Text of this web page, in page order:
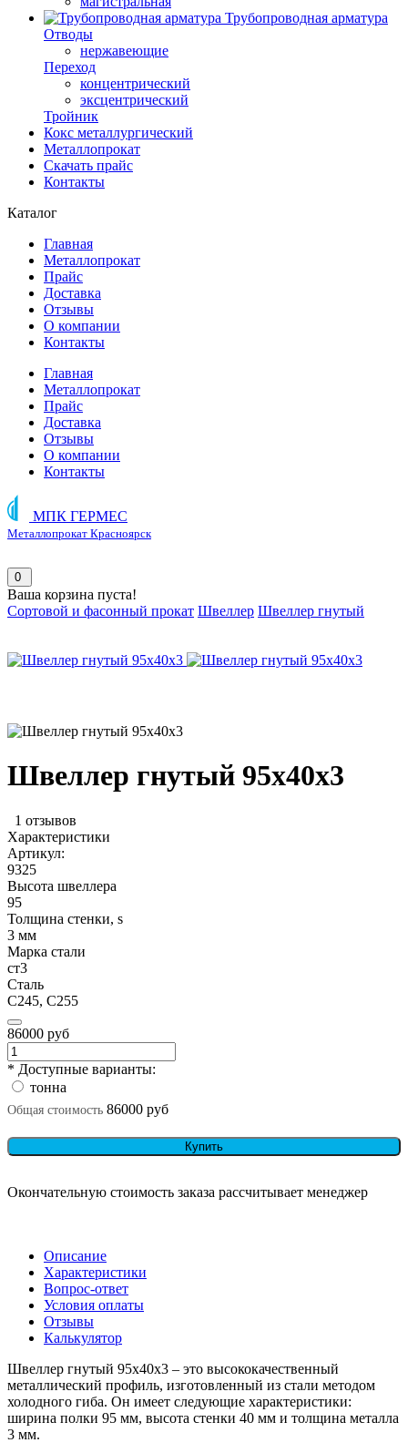
Трубопроводная арматура
Отводы
нержавеющие
Переход
концентрический
эксцентрический
Тройник
Кокс металлургический
Металлопрокат
Скачать прайс
Контакты
Каталог
Главная
Металлопрокат
Прайс
Доставка
Отзывы
О компании
Контакты
Главная
Металлопрокат
Прайс
Доставка
Отзывы
О компании
Контакты
МПК ГЕРМЕС
Металлопрокат Красноярск
0
Ваша корзина пуста!
Сортовой и фасонный прокат Швеллер Швеллер гнутый
Швеллер гнутый 95х40х3
1 отзывов
Характеристики
Артикул:
9325
Высота швеллера
95
Толщина стенки, s
3 мм
Марка стали
ст3
Сталь
С245, С255
86000 руб
* Доступные варианты:
тонна
Общая стоимость 86000 руб
Купить
Окончательную стоимость заказа рассчитывает менеджер
Описание
Характеристики
Вопрос-ответ
Условия оплаты
Отзывы
Калькулятор
Швеллер гнутый 95х40х3 – это высококачественный
металлический профиль, изготовленный из стали методом
холодного гиба. Он имеет следующие характеристики:
ширина полки 95 мм, высота стенки 40 мм и толщина металла
3 мм.